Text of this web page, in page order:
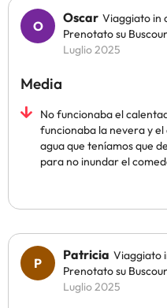
Oscar Viaggiato in
Prenotato su
Luglio 2025
Media
No funcionaba el
funcionaba la nevera y
agua que teníamos que
para no inundar el
Patricia Viaggiato
Prenotato su
Luglio 2025